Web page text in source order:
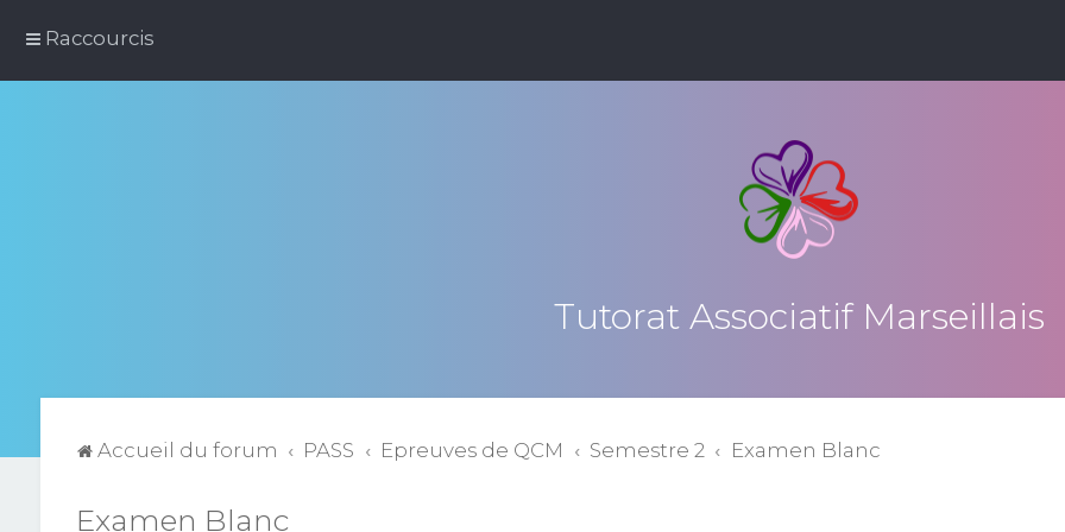
Raccourcis
Tutorat Associatif Marseillais
Accueil du forum PASS Epreuves de QCM Semestre 2 Examen Blanc
Examen Blanc